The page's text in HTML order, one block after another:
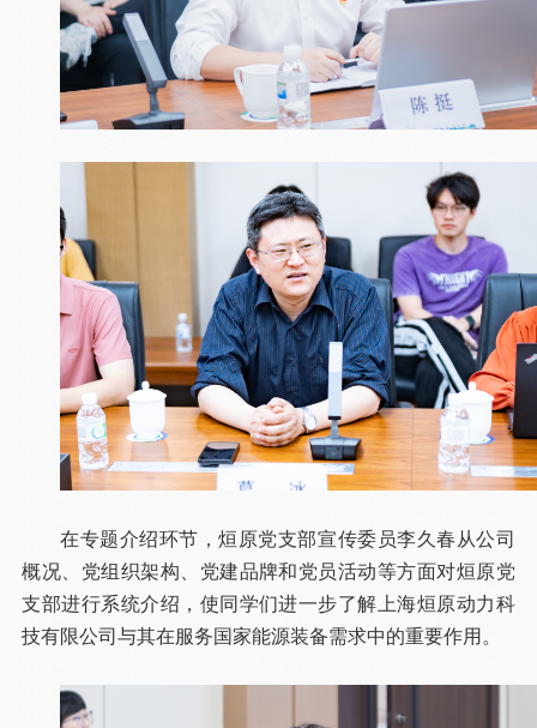
在专题介绍环节，烜原党支部宣传委员李久春从公司
概况、党组织架构、党建品牌和党员活动等方面对烜原党
支部进行系统介绍，使同学们进一步了解上海烜原动力科
技有限公司与其在服务国家能源装备需求中的重要作用。